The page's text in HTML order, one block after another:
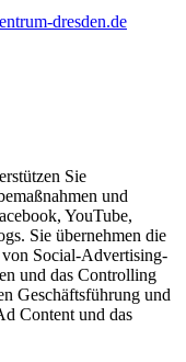
dresden.de
Sie
und
YouTube,
Sie übernehmen die
von Social-Advertising-
und das Controlling
Geschäftsführung und
Content und das